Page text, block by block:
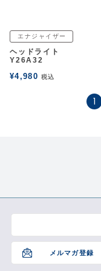
エナジャイザー
ヘッドライト
Y26A32
¥4,980 税込
1
メルマガ登録